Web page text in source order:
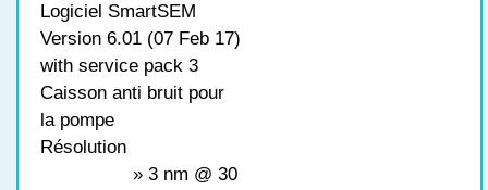
Logiciel SmartSEM
Version 6.01 (07 Feb 17)
with service pack 3
Caisson anti bruit pour
la pompe
Résolution
» 3 nm @ 30